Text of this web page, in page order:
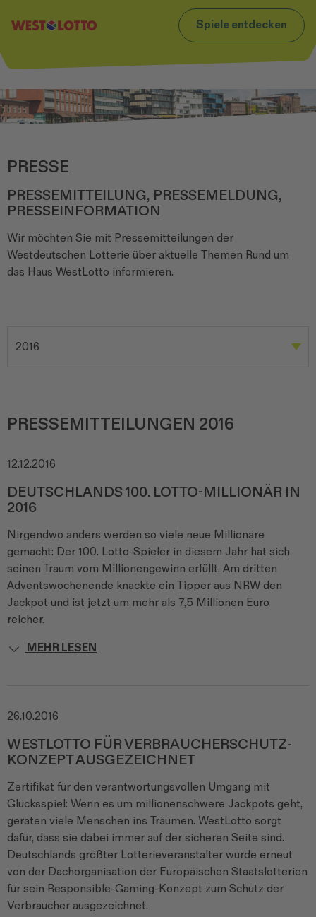
Zum Footer Spiele entdecken
PRESSE
PRESSEMITTEILUNG, PRESSEMELDUNG,
PRESSEINFORMATION
Wir möchten Sie mit Pressemitteilungen der
Westdeutschen Lotterie über aktuelle Themen Rund um
das Haus WestLotto informieren.
PRESSEMITTEILUNGEN 2016
12.12.2016
DEUTSCHLANDS 100. LOTTO-MILLIONÄR IN
2016
Nirgendwo anders werden so viele neue Millionäre
gemacht: Der 100. Lotto-Spieler in diesem Jahr hat sich
seinen Traum vom Millionengewinn erfüllt. Am dritten
Adventswochenende knackte ein Tipper aus NRW den
Jackpot und ist jetzt um mehr als 7,5 Millionen Euro
reicher.
MEHR LESEN
26.10.2016
WESTLOTTO FÜR VERBRAUCHERSCHUTZ-
KONZEPT AUSGEZEICHNET
Zertifikat für den verantwortungsvollen Umgang mit
Glücksspiel: Wenn es um millionenschwere Jackpots geht,
geraten viele Menschen ins Träumen. WestLotto sorgt
dafür, dass sie dabei immer auf der sicheren Seite sind.
Deutschlands größter Lotterieveranstalter wurde erneut
von der Dachorganisation der Europäischen Staatslotterien
für sein Responsible-Gaming-Konzept zum Schutz der
Verbraucher ausgezeichnet.